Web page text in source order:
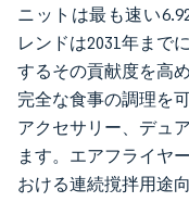
ニットは最も速い
レンドは2031年まで
するその貢献度を高
完全な食事の調理を
アクセサリー、デュ
ます。エアフライヤ
おける連続撹拌用途